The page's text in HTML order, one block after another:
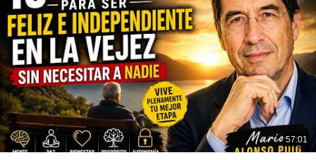
57:01